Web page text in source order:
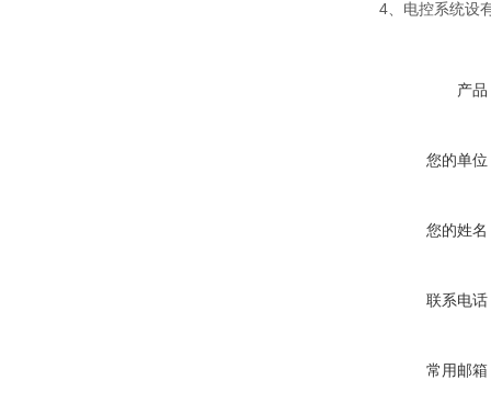
4、电控系统设有*
产品
您的单位
您的姓名
联系电话
常用邮箱